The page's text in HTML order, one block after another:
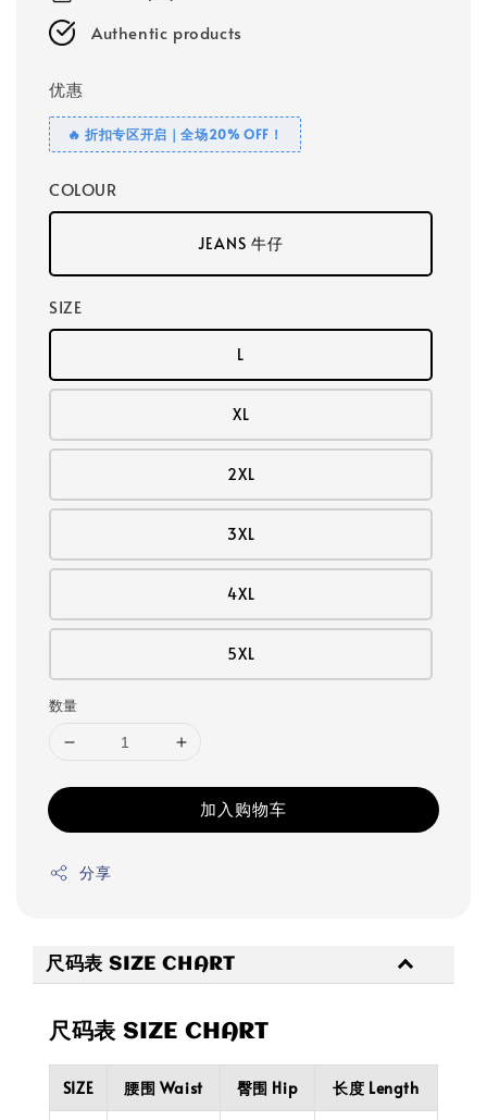
Authentic products
优惠
🔥 折扣专区开启｜全场20% OFF！
COLOUR
JEANS 牛仔
SIZE
L
XL
2XL
3XL
4XL
5XL
数量
加入购物车
分享
尺码表 SIZE CHART
尺码表 SIZE CHART
SIZE 腰围 Waist 臀围 Hip 长度 Length